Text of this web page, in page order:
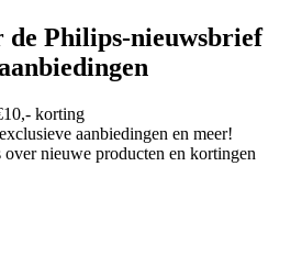
de Philips-nieuwsbrief
korting
aanbiedingen en meer!
over nieuwe producten en kortingen